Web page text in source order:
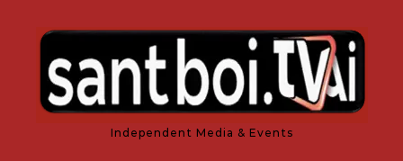
Independent Media & Events